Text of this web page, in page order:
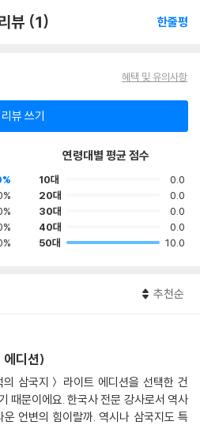
뷰 (1) 한줄평
혜택 및 유의사항
리뷰 쓰기
연령대별 평균 점수
10대
0.0
20대
0.0
30대
0.0
40대
0.0
50대
10.0
추천순
디션)
삼국지＞ 라이트 에디션을 선택한 건
전문 강사로서 역사
이랄까. 역시나 삼국지도 특